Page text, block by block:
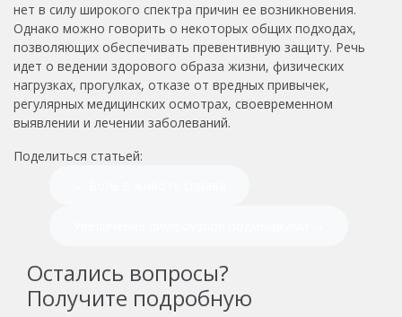
нет в силу широкого спектра причин ее возникновения.
Однако можно говорить о некоторых общих подходах,
позволяющих обеспечивать превентивную защиту. Речь
идет о ведении здорового образа жизни, физических
нагрузках, прогулках, отказе от вредных привычек,
регулярных медицинских осмотрах, своевременном
выявлении и лечении заболеваний.
Поделиться статьей:
Остались вопросы?
Получите подробную